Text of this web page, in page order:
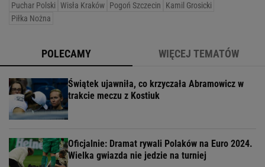
Puchar Polski Wisła Kraków Pogoń Szczecin
Kamil Grosicki
Piłka Nożna
POLECAMY WIĘCEJ TEMATÓW
Świątek ujawniła, co krzyczała Abramowicz w
trakcie meczu z Kostiuk
Oficjalnie: Dramat rywali Polaków na Euro 2024.
Wielka gwiazda nie jedzie na turniej